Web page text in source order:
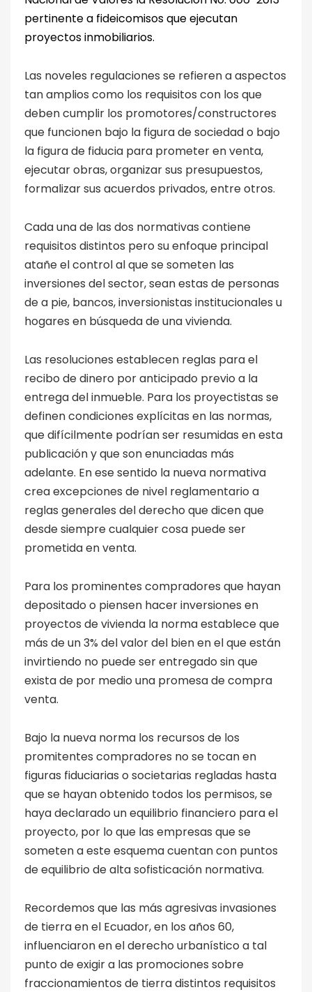
pertinente a fideicomisos que ejecutan
proyectos inmobiliarios.
Las noveles regulaciones se refieren a aspectos
tan amplios como los requisitos con los que
deben cumplir los promotores/constructores
que funcionen bajo la figura de sociedad o bajo
la figura de fiducia para prometer en venta,
ejecutar obras, organizar sus presupuestos,
formalizar sus acuerdos privados, entre otros.
Cada una de las dos normativas contiene
requisitos distintos pero su enfoque principal
atañe el control al que se someten las
inversiones del sector, sean estas de personas
de a pie, bancos, inversionistas institucionales u
hogares en búsqueda de una vivienda.
Las resoluciones establecen reglas para el
recibo de dinero por anticipado previo a la
entrega del inmueble. Para los proyectistas se
definen condiciones explícitas en las normas,
que difícilmente podrían ser resumidas en esta
publicación y que son enunciadas más
adelante. En ese sentido la nueva normativa
crea excepciones de nivel reglamentario a
reglas generales del derecho que dicen que
desde siempre cualquier cosa puede ser
prometida en venta.
Para los prominentes compradores que hayan
depositado o piensen hacer inversiones en
proyectos de vivienda la norma establece que
más de un 3% del valor del bien en el que están
invirtiendo no puede ser entregado sin que
exista de por medio una promesa de compra
venta.
Bajo la nueva norma los recursos de los
promitentes compradores no se tocan en
figuras fiduciarias o societarias regladas hasta
que se hayan obtenido todos los permisos, se
haya declarado un equilibrio financiero para el
proyecto, por lo que las empresas que se
someten a este esquema cuentan con puntos
de equilibrio de alta sofisticación normativa.
Recordemos que las más agresivas invasiones
de tierra en el Ecuador, en los años 60,
influenciaron en el derecho urbanístico a tal
punto de exigir a las promociones sobre
fraccionamientos de tierra distintos requisitos